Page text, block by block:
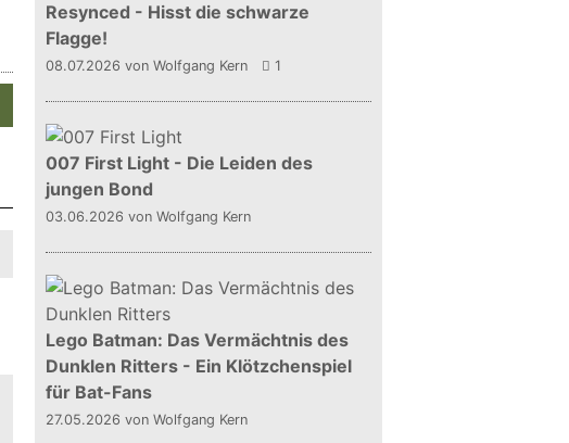
Resynced - Hisst die schwarze
Flagge!
08.07.2026 von Wolfgang Kern 1
007 First Light - Die Leiden des
jungen Bond
03.06.2026 von Wolfgang Kern
Lego Batman: Das Vermächtnis des
Dunklen Ritters - Ein Klötzchenspiel
für Bat-Fans
27.05.2026 von Wolfgang Kern